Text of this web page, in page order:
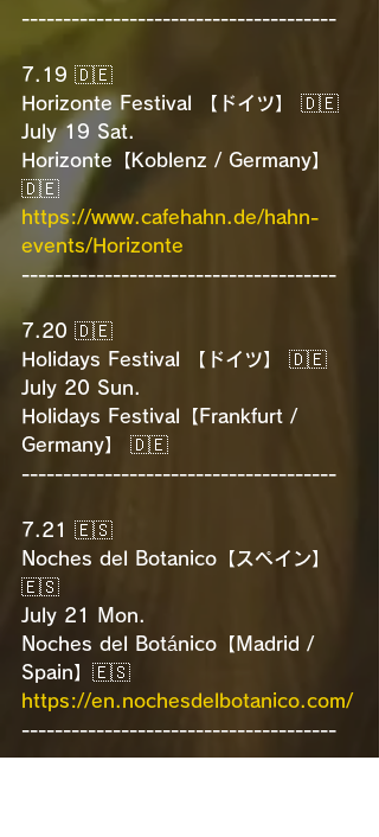
--------------------------------------
7.19 🇩🇪
Horizonte Festival 【ドイツ】 🇩🇪
July 19 Sat.
Horizonte【Koblenz / Germany】
🇩🇪
https://www.cafehahn.de/hahn-
events/Horizonte
--------------------------------------
7.20 🇩🇪
Holidays Festival 【ドイツ】 🇩🇪
July 20 Sun.
Holidays Festival【Frankfurt /
Germany】 🇩🇪
--------------------------------------
7.21 🇪🇸
Noches del Botanico【スペイン】
🇪🇸
July 21 Mon.
Noches del Botánico【Madrid /
Spain】🇪🇸
https://en.nochesdelbotanico.com/
--------------------------------------